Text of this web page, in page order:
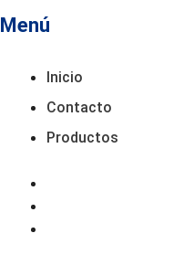
Menú
Inicio
Contacto
Productos